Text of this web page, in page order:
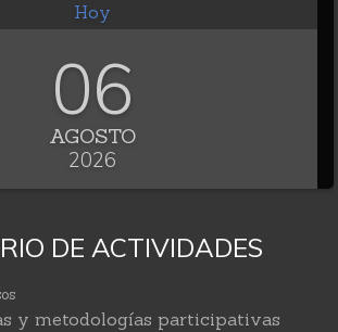
Hoy
06
AGOSTO
2026
DE ACTIVIDADES
y metodologías participativas